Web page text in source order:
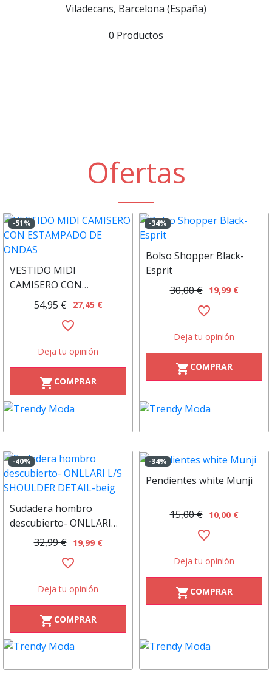
Viladecans, Barcelona (España)
0 Productos
Ofertas
VESTIDO MIDI
CAMISERO CON
ESTAMPADO DE ONDAS
-51%
54,95 € 27,45 €
favorite_border
Deja tu opinión
shopping_cart COMPRAR
Bolso Shopper Black-
Esprit
-34%
30,00 € 19,99 €
favorite_border
Deja tu opinión
shopping_cart COMPRAR
Sudadera hombro
descubierto- ONLLARI
L/S SHOULDER DETAIL-
-40%
32,99 € 19,99 €
favorite_border
Deja tu opinión
shopping_cart COMPRAR
Pendientes white Munji
-34%
15,00 € 10,00 €
favorite_border
Deja tu opinión
shopping_cart COMPRAR